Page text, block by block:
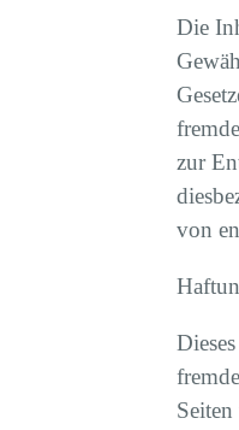
Die
zur
von